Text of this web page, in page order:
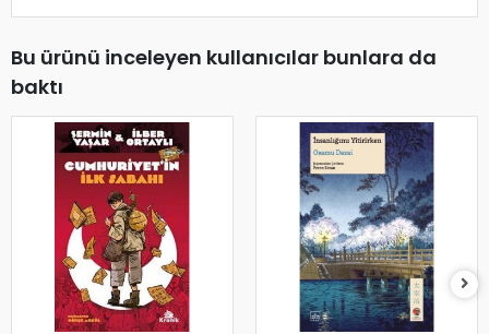
Bu ürünü inceleyen kullanıcılar bunlara da
baktı